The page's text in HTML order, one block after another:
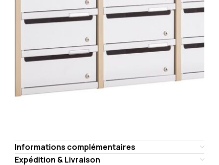
Informations complémentaires
Expédition & Livraison